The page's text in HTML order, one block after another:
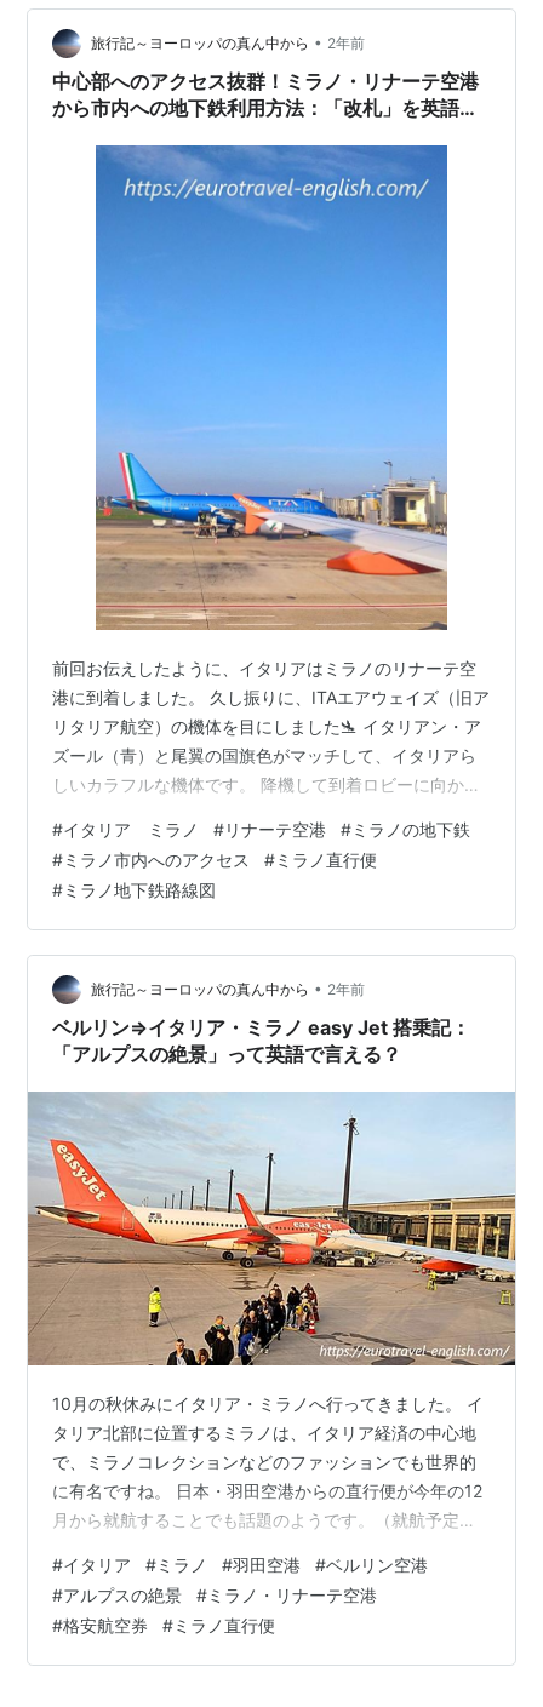
トで示された中から、選んでいきます。 今回、私たちが
泊まったのは、"Plus Welc…
旅行記～ヨーロッパの真ん中から • 2年前
中心部へのアクセス抜群！ミラノ・リナーテ空港
から市内への地下鉄利用方法：「改札」を英語で
前回お伝えしたように、イタリアはミラノのリナーテ空
港に到着しました。 久し振りに、ITAエアウェイズ（旧ア
リタリア航空）の機体を目にしました🛬 イタリアン・ア
ズール（青）と尾翼の国旗色がマッチして、イタリアら
しいカラフルな機体です。 降機して到着ロビーに向かう
港には、その国や地域の主要産業が大きく宣伝されてい
ますが、さすがミラノはファッションの都ですね。 リン
ク というわけで、今回はミラノ・リナーテ空港から市内
へのアクセス方法について、お伝えします。 目次 １．ミ
ラノ・リナーテ空港（LIN）概要 ２．地下鉄駅（メトロ
M4）へ ３．今日のひと…
#イタリア ミラノ #リナーテ空港 #ミラノの地下鉄
#ミラノ市内へのアクセス #ミラノ直行便
#ミラノ地下鉄路線図
旅行記～ヨーロッパの真ん中から • 2年前
ベルリン⇒イタリア・ミラノ easy Jet 搭乗記：
「アルプスの絶景」って英語で言える？
10月の秋休みにイタリア・ミラノへ行ってきました。 イ
タリア北部に位置するミラノは、イタリア経済の中心地
で、ミラノコレクションなどのファッションでも世界的
に有名ですね。 日本・羽田空港からの直行便が今年の12
月から就航することでも話題のようです。（就航予定の
行レポートを綴っていきますので、お付き合いいただけ
るとうれしいです。 目次 １．ベルリンからミラノへの便
と飛行時間 ２．格安航空会社 easy Jet 機内の様子と絶
景アルプス ３．ベルリンとミラノの空港 ４．今日のひと
#イタリア #ミラノ #羽田空港 #ベルリン空港
#アルプスの絶景 #ミラノ・リナーテ空港
#格安航空券 #ミラノ直行便